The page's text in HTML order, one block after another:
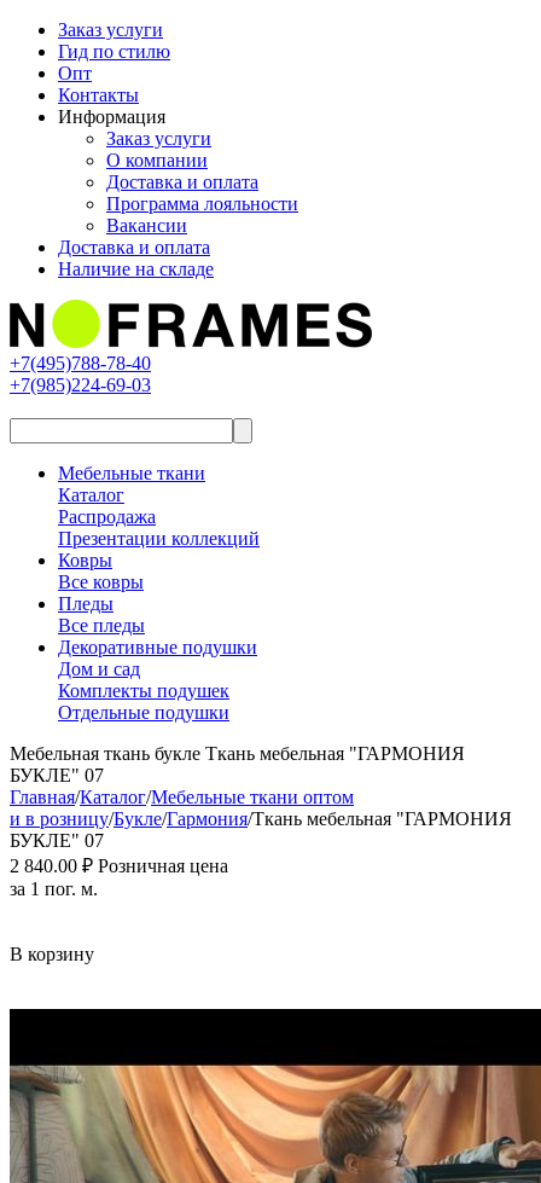
Заказ услуги
Гид по стилю
Опт
Контакты
Информация
Заказ услуги
О компании
Доставка и оплата
Программа лояльности
Вакансии
Доставка и оплата
Наличие на складе
+7(495)788-78-40
+7(985)224-69-03
Мебельные ткани
Каталог
Распродажа
Презентации коллекций
Ковры
Все ковры
Пледы
Все пледы
Декоративные подушки
Дом и сад
Комплекты подушек
Отдельные подушки
Мебельная ткань букле Ткань мебельная "ГАРМОНИЯ
БУКЛЕ" 07
Главная/Каталог/Мебельные ткани оптом
и в розницу/Букле/Гармония/Ткань мебельная "ГАРМОНИЯ
БУКЛЕ" 07
2 840.00 ₽ Розничная цена
за 1 пог. м.
В корзину